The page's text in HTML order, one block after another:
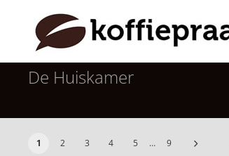
De Huiskamer
1 2 3 4 5 … 9